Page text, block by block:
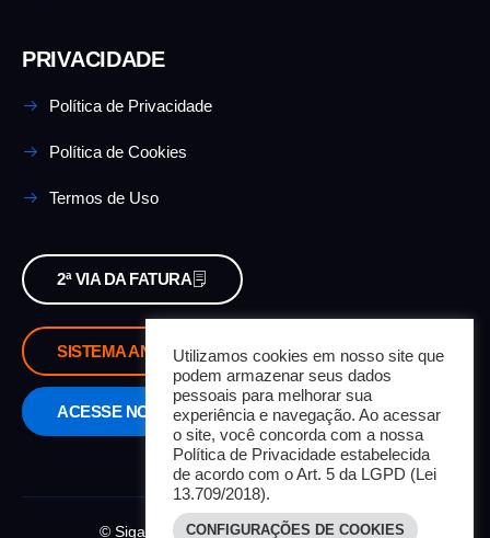
PRIVACIDADE
Política de Privacidade
Política de Cookies
Termos de Uso
2ª VIA DA FATURA
SISTEMA ANTIGO
ACESSE NOSSO SISTEMA
© Siga Sul. Todos os Direitos Reservados.
Utilizamos cookies em nosso site que
podem armazenar seus dados
pessoais para melhorar sua
experiência e navegação. Ao acessar
o site, você concorda com a nossa
Política de Privacidade estabelecida
de acordo com o Art. 5 da LGPD (Lei
13.709/2018).
CONFIGURAÇÕES DE COOKIES